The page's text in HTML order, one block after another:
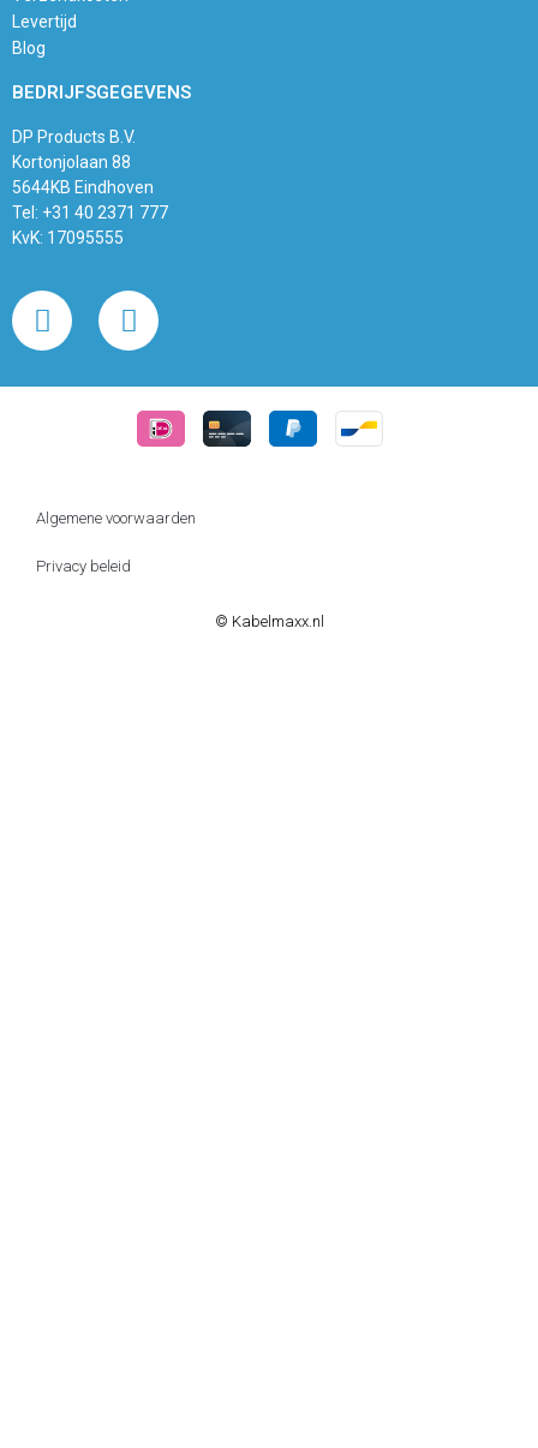
Levertijd
Blog
BEDRIJFSGEGEVENS
DP Products B.V.
Kortonjolaan 88
5644KB Eindhoven
Tel: +31 40 2371 777
KvK: 17095555
Algemene voorwaarden
Privacy beleid
© Kabelmaxx.nl